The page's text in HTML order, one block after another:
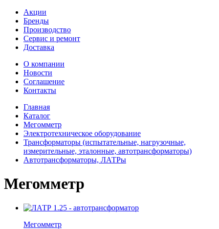
Акции
Бренды
Производство
Сервис и ремонт
Доставка
О компании
Новости
Соглашение
Контакты
Главная
Каталог
Мегомметр
Электротехническое оборудование
Трансформаторы (испытательные, нагрузочные,
измерительные, эталонные, автотрансформаторы)
Автотрансформаторы, ЛАТРы
Мегомметр
Мегомметр